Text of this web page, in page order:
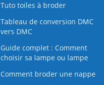
Tuto toiles à broder
Tableau de conversion DMC
vers DMC
Guide complet : Comment
choisir sa lampe ou lampe
Comment broder une nappe